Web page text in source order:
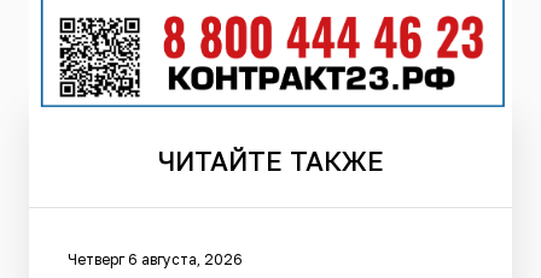
ЧИТАЙТЕ ТАКЖЕ
Четверг 6 августа, 2026